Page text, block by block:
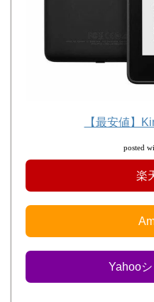
【最安値】
posted
楽
Yahoo